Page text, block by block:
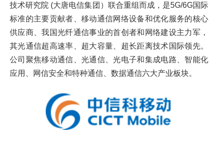
才
培
养
本
技术研究院 (大唐电信集团）联合重组而成，是5G/6G国际
标准的主要贡献者、移动通信网络设备和优化服务的核心
供应商、我国光纤通信事业的首创者和网络建设主力军，
其光通信超高速率、超大容量、超长距离技术国际领先。
公司聚焦移动通信、光通信、光电子和集成电路、智能化
应用、网信安全和特种通信、数据通信六大产业板块。